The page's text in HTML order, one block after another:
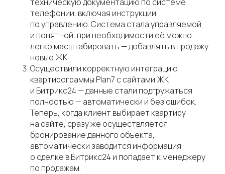
телефонии, включая инструкции
по управлению. Система стала управляемой
и понятной, при необходимости её можно
легко масштабировать — добавлять в продажу
новые ЖК.
Осуществили корректную интеграцию
квартирограммы Plan7 с сайтами ЖК
и Битрикс24 — данные стали подгружаться
полностью — автоматически и без ошибок.
Теперь, когда клиент выбирает квартиру
на сайте, сразу же осуществляется
бронирование данного объекта,
автоматически заводится информация
о сделке в Битрикс24 и попадает к менеджеру
по продажам.